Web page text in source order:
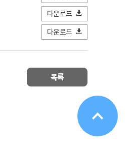
다운로드
다운로드
목록